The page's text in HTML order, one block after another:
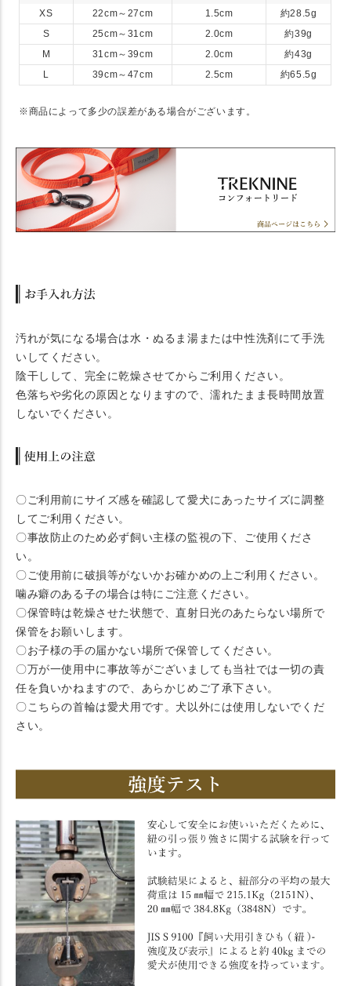
XS
22cm～27cm 1.5cm
約28.5g
S
25cm～31cm 2.0cm
約39g
M
31cm～39cm 2.0cm
約43g
L
39cm～47cm 2.5cm 約65.5g
※商品によって多少の誤差がある場合がございます。
汚れが気になる場合は水・ぬるま湯または中性洗剤にて手洗
いしてください。
陰干しして、完全に乾燥させてからご利用ください。
色落ちや劣化の原因となりますので、濡れたまま長時間放置
しないでください。
〇ご利用前にサイズ感を確認して愛犬にあったサイズに調整
してご利用ください。
〇事故防止のため必ず飼い主様の監視の下、ご使用くださ
い。
〇ご使用前に破損等がないかお確かめの上ご利用ください。
噛み癖のある子の場合は特にご注意ください。
〇保管時は乾燥させた状態で、直射日光のあたらない場所で
保管をお願いします。
〇お子様の手の届かない場所で保管してください。
〇万が一使用中に事故等がございましても当社では一切の責
任を負いかねますので、あらかじめご了承下さい。
〇こちらの首輪は愛犬用です。犬以外には使用しないでくだ
さい。